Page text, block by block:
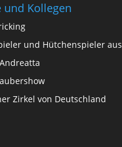
und Kollegen
und Hütchenspieler
Zirkel von Deutschland